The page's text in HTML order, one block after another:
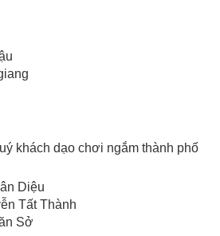
khách dạo chơi ngắm thành phố
Diệu
Tất Thành
Sở